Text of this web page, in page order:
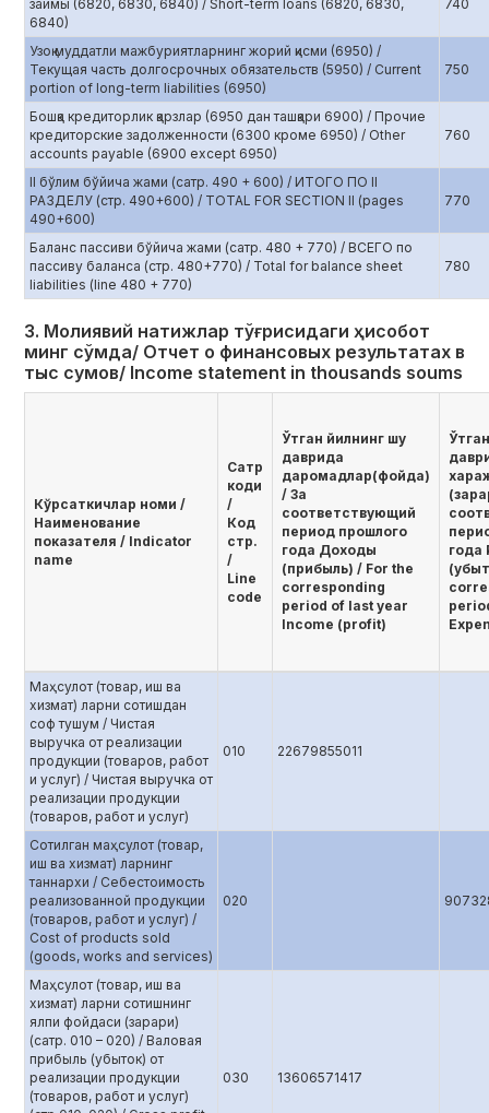
займы (6820, 6830, 6840) / Short-term loans (6820, 6830,
6840)
740
Узоқ муддатли мажбуриятларнинг жорий қисми (6950) /
Текущая часть долгосрочных обязательств (5950) / Current
portion of long-term liabilities (6950)
750
Бошқа кредиторлик қарзлар (6950 дан ташқари 6900) / Прочие
кредиторские задолженности (6300 кроме 6950) / Other
accounts payable (6900 except 6950)
760
II бўлим бўйича жами (сатр. 490 + 600) / ИТОГО ПО II
РАЗДЕЛУ (стр. 490+600) / TOTAL FOR SECTION II (pages
490+600)
770
Баланс пассиви бўйича жами (сатр. 480 + 770) / ВСЕГО по
пассиву баланса (стр. 480+770) / Total for balance sheet
liabilities (line 480 + 770)
780
3. Молиявий натижлар тўғрисидаги ҳисобот
минг сўмда/ Отчет о финансовых результатах в
тыс сумов/ Income statement in thousands soums
Кўрсаткичлар номи /
Наименование
показателя / Indicator
name
Сатр
коди
/
Код
стр.
/
Line
code
Ўтган йилнинг шу
даврида
даромадлар(фойда)
/ За
соответствующий
период прошлого
года Доходы
(прибыль) / For the
corresponding
period of last year
Income (profit)
года
Маҳсулот (товар, иш ва
хизмат) ларни сотишдан
соф тушум / Чистая
выручка от реализации
продукции (товаров, работ
и услуг) / Чистая выручка от
реализации продукции
(товаров, работ и услуг)
010 22679855011
Сотилган маҳсулот (товар,
иш ва хизмат) ларнинг
таннархи / Себестоимость
реализованной продукции
(товаров, работ и услуг) /
Cost of products sold
(goods, works and services)
020
Маҳсулот (товар, иш ва
хизмат) ларни сотишнинг
ялпи фойдаси (зарари)
(сатр. 010 – 020) / Валовая
прибыль (убыток) от
реализации продукции
(товаров, работ и услуг)
030 13606571417